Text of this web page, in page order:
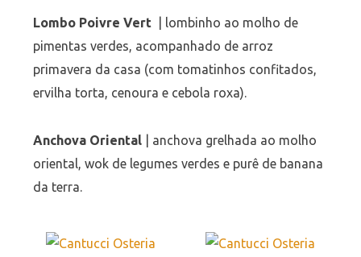
Lombo Poivre Vert
| lombinho ao molho de
pimentas verdes, acompanhado de arroz
primavera da casa (com tomatinhos confitados,
ervilha torta, cenoura e cebola roxa).
Anchova Oriental | anchova grelhada ao molho
oriental, wok de legumes verdes e purê de banana
da terra.